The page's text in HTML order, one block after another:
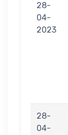
28-
04-
2023
28-
04-